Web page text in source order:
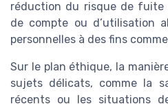
réduction du risque de fuite
de compte ou d’utilisation
personnelles à des fins
Sur le plan éthique, la
sujets délicats, comme la
récents ou les situations